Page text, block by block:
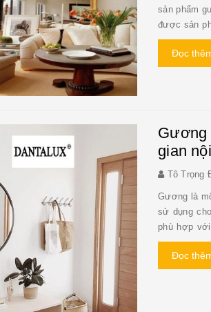
sản phẩm
được sản
phải ai
thông t...
Đọc
Gương
gian
Tô Trọng
Gương là
sử dụng
phù hợp
sẽ gợi ý
Đọc